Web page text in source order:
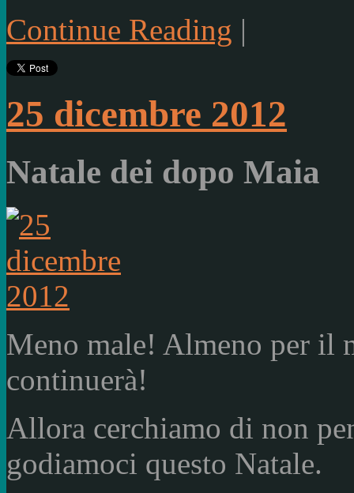
Continue Reading |
25 dicembre 2012
Natale dei dopo Maia
Meno male! Almeno per il
continuerà!
Allora cerchiamo di non
godiamoci questo Natale.